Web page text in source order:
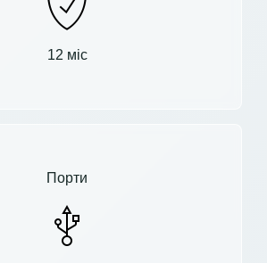
12 міс
Порти